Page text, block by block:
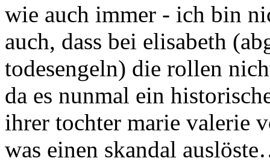
wie auch immer - ich bin
auch, dass bei elisabeth
todesengeln) die rollen
da es nunmal ein
ihrer tochter marie valerie
was einen skandal